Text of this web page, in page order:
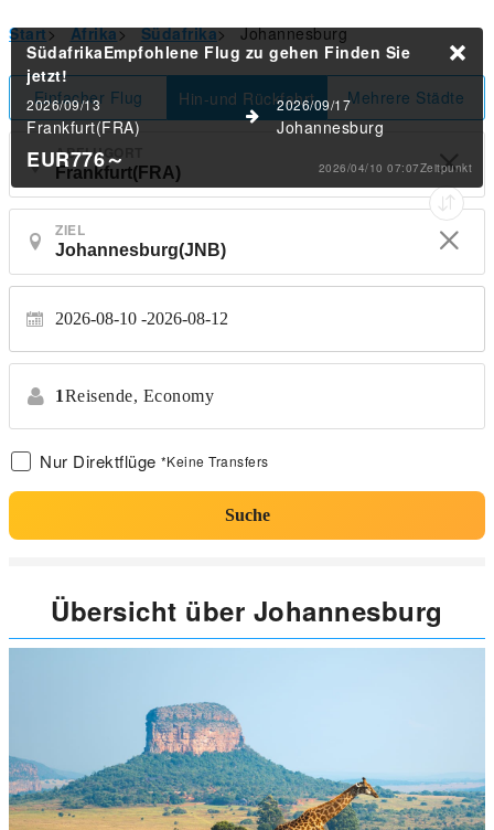
Start> Afrika> Südafrika> Johannesburg
Einfacher Flug Hin-und Rückfahrt Mehrere Städte
ABFLUGORT
ZIEL
2026-08-10 2026-08-12
1Reisende, Economy
Nur Direktflüge *Keine Transfers
Suche
SüdafrikaEmpfohlene Flug zu gehen Finden Sie
jetzt!
2026/09/13
Frankfurt(FRA)
2026/09/17
Johannesburg
EUR776～ 2026/04/10 07:07Zeitpunkt
Übersicht über Johannesburg